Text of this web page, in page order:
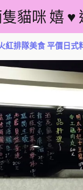
貓咪 嬉 ♥
紅排隊美食 平價日式